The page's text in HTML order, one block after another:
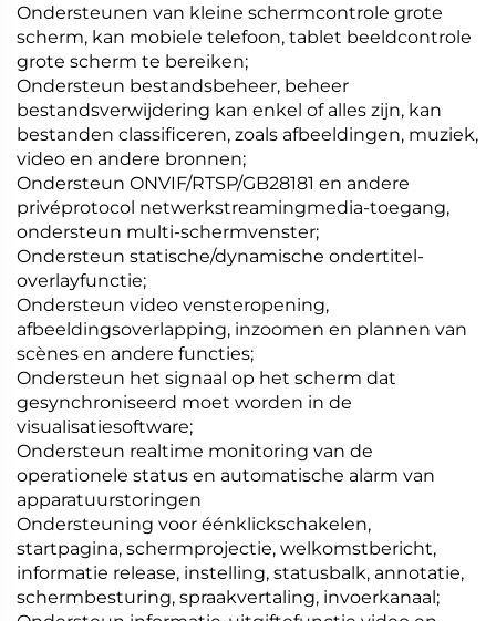
Ondersteunen van kleine schermcontrole grote
scherm, kan mobiele telefoon, tablet beeldcontrole
grote scherm te bereiken;
Ondersteun bestandsbeheer, beheer
bestandsverwijdering kan enkel of alles zijn, kan
bestanden classificeren, zoals afbeeldingen, muziek,
video en andere bronnen;
Ondersteun ONVIF/RTSP/GB28181 en andere
privéprotocol netwerkstreamingmedia-toegang,
ondersteun multi-schermvenster;
Ondersteun statische/dynamische ondertitel-
overlayfunctie;
Ondersteun video vensteropening,
afbeeldingsoverlapping, inzoomen en plannen van
scènes en andere functies;
Ondersteun het signaal op het scherm dat
gesynchroniseerd moet worden in de
visualisatiesoftware;
Ondersteun realtime monitoring van de
operationele status en automatische alarm van
apparatuurstoringen
Ondersteuning voor éénklickschakelen,
startpagina, schermprojectie, welkomstbericht,
informatie release, instelling, statusbalk, annotatie,
schermbesturing, spraakvertaling, invoerkanaal;